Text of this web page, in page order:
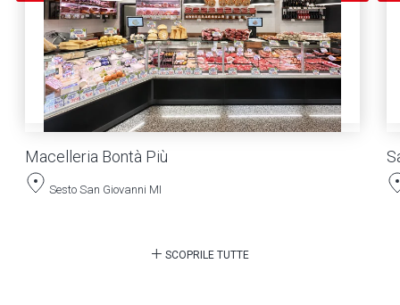
Macelleria Bontà Più
Sesto San Giovanni MI
SCOPRILE TUTTE